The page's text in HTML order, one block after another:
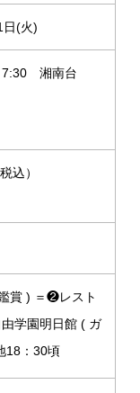
日(火)
湘南台
込）
賞 ) ＝❷レスト
学園明日館 ( ガ
18：30頃